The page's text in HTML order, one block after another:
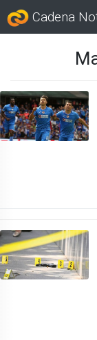
Cadena